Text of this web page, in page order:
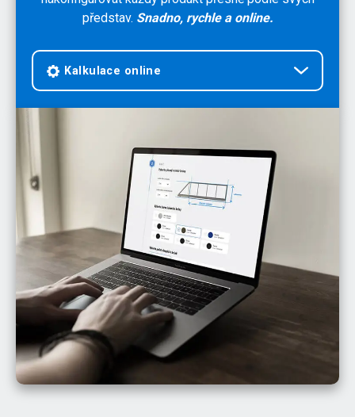
představ. Snadno, rychle a online.
Kalkulace online